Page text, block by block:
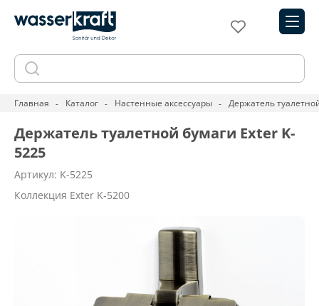
Главная Каталог Настенные аксессуары Держатель
Держатель туалетной бумаги Exter K-
5225
Артикул: K-5225
Коллекция Exter K-5200